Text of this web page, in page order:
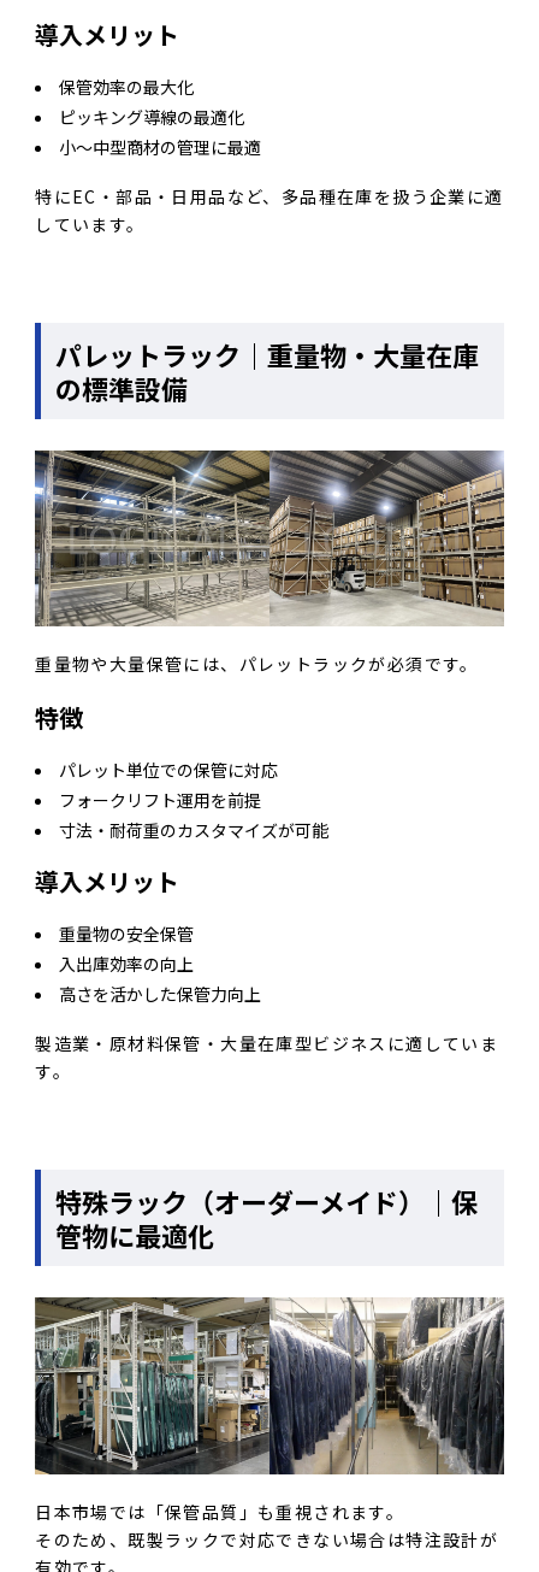
導入メリット
保管効率の最大化
ピッキング導線の最適化
小〜中型商材の管理に最適
特にEC・部品・日用品など、多品種在庫を扱う企業に適
しています。
パレットラック｜重量物・大量在庫
の標準設備
重量物や大量保管には、パレットラックが必須です。
特徴
パレット単位での保管に対応
フォークリフト運用を前提
寸法・耐荷重のカスタマイズが可能
導入メリット
重量物の安全保管
入出庫効率の向上
高さを活かした保管力向上
製造業・原材料保管・大量在庫型ビジネスに適していま
す。
特殊ラック（オーダーメイド）｜保
管物に最適化
日本市場では「保管品質」も重視されます。
そのため、既製ラックで対応できない場合は特注設計が
有効です。